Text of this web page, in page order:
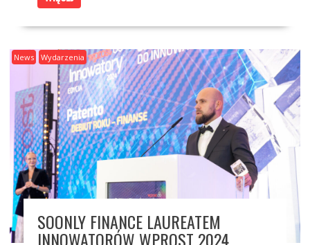
News Wydarzenia
SOONLY FINANCE LAUREATEM
INNOWATORÓW WPROST 2024